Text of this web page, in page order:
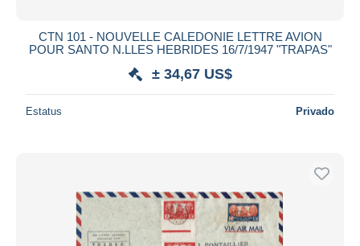
CTN 101 - NOUVELLE CALEDONIE LETTRE AVION
POUR SANTO N.LLES HEBRIDES 16/7/1947 "TRAPAS"
± 34,67 US$
Estatus Privado